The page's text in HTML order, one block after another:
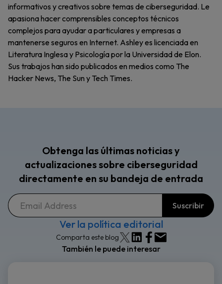
informativos y creativos sobre temas de ciberseguridad. Le
apasiona hacer comprensibles conceptos técnicos
complejos para ayudar a particulares y empresas a
mantenerse seguros en Internet. Ashley es licenciada en
Literatura Inglesa y Psicología por la Universidad de Elon.
Sus trabajos han sido publicados en medios como The
Hacker News, The Sun y Tech Times.
Obtenga las últimas noticias y
actualizaciones sobre ciberseguridad
directamente en su bandeja de entrada
Ver la política editorial
Comparta este blog
También le puede interesar